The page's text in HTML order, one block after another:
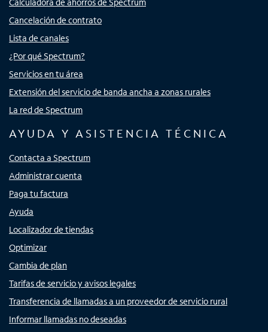
Calculadora de ahorros de Spectrum
Cancelación de contrato
Lista de canales
¿Por qué Spectrum?
Servicios en tu área
Extensión del servicio de banda ancha a zonas rurales
La red de Spectrum
AYUDA Y ASISTENCIA TÉCNICA
Contacta a Spectrum
Administrar cuenta
Paga tu factura
Ayuda
Localizador de tiendas
Optimizar
Cambia de plan
Tarifas de servicio y avisos legales
Transferencia de llamadas a un proveedor de servicio rural
Informar llamadas no deseadas